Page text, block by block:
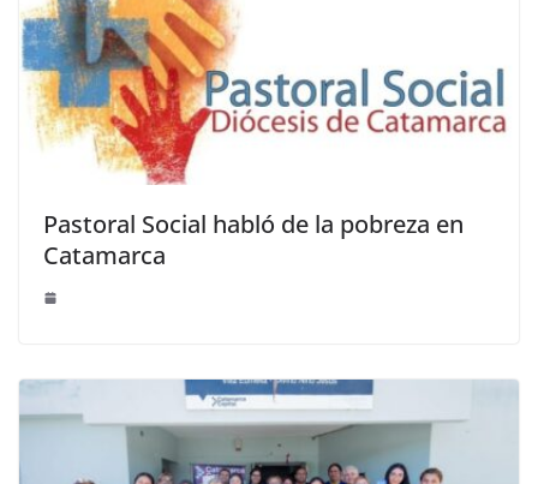
Pastoral Social habló de la pobreza en
Catamarca